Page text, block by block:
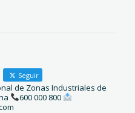
Seguir
de Zonas Industriales de
600 000 800